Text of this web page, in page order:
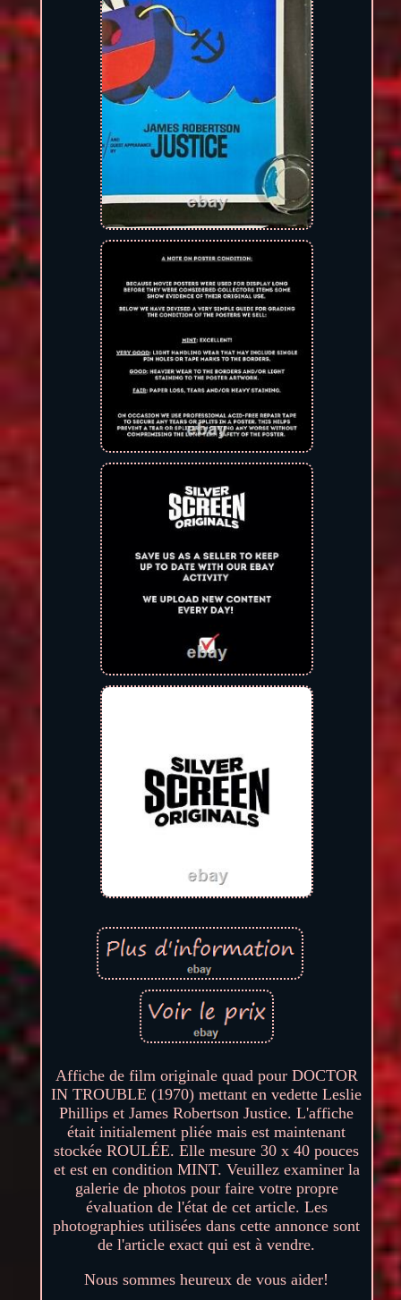
Affiche de film originale quad pour DOCTOR
IN TROUBLE (1970) mettant en vedette Leslie
Phillips et James Robertson Justice. L'affiche
était initialement pliée mais est maintenant
stockée ROULÉE. Elle mesure 30 x 40 pouces
et est en condition MINT. Veuillez examiner la
galerie de photos pour faire votre propre
évaluation de l'état de cet article. Les
photographies utilisées dans cette annonce sont
de l'article exact qui est à vendre.
Nous sommes heureux de vous aider!